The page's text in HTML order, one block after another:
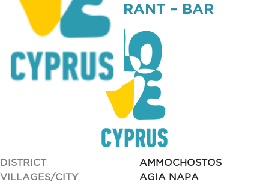
EROFILI RESTAURANT – BAR
DISTRICT
AMMOCHOSTOS
VILLAGES/CITY
AGIA NAPA